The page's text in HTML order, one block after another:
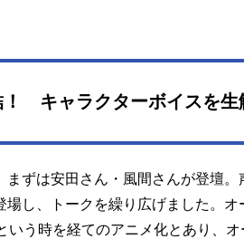
グッズを探す
！ キャラクターボイスを生
ずは安田さん・風間さんが登壇。
し、トークを繰り広げました。オ
いう時を経てのアニメ化とあり、オ
TVアニメ『戦隊大失格』
radio 大直会 2nd season